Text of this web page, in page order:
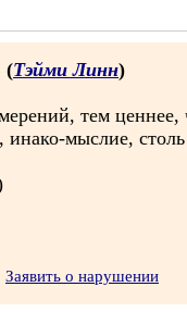
(Тэйми Линн)
тем ценнее,
инако-мыслие,
Заявить о нарушении